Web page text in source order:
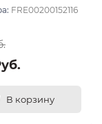
FRE00200152116
В корзину